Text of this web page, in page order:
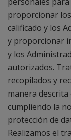
proporcionar
calificado y los
y proporcionar
y los
autorizados.
recopilados y
manera descrita
cumpliendo la
protección de
Realizamos el